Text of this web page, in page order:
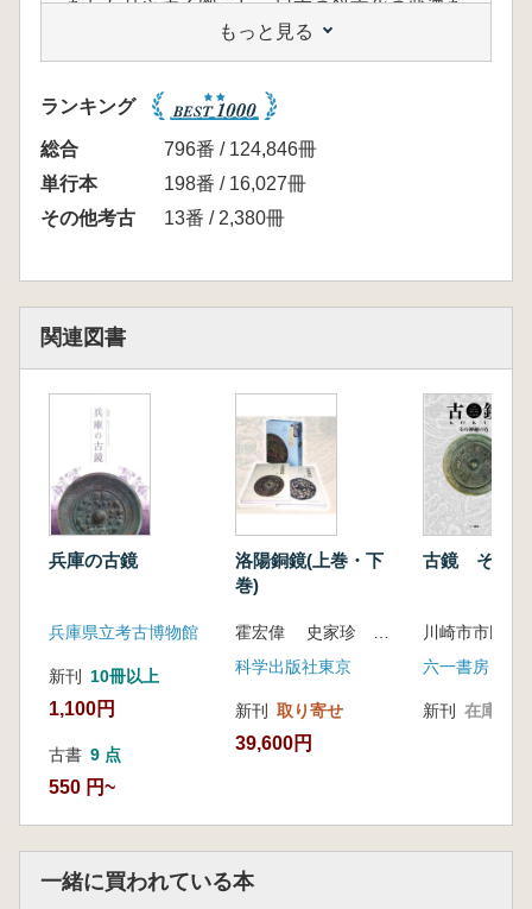
をわかりやすく図示し、日本の鏡文化の変遷を
もっと見る
ランキング
総合
796番 / 124,846冊
単行本
198番 / 16,027冊
その他考古
13番 / 2,380冊
関連図書
兵庫の古鏡
兵庫県立考古博物館
新刊 10冊以上
1,100円
古書 9 点
550 円~
洛陽銅鏡(上巻・下
巻)
霍宏偉 史家珍 編 岡村秀典 監修
科学出版社東京
新刊 取り寄せ
39,600円
古鏡 その神
六一書房
新刊 在庫なし
一緒に買われている本